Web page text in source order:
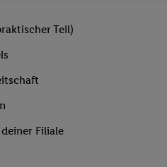
Teil)
Filiale
auf Informationen auf Ihren
Werbung, zur
dieser Werbeausspielungen.
kann darüber hinaus auch
einem der oben genannten